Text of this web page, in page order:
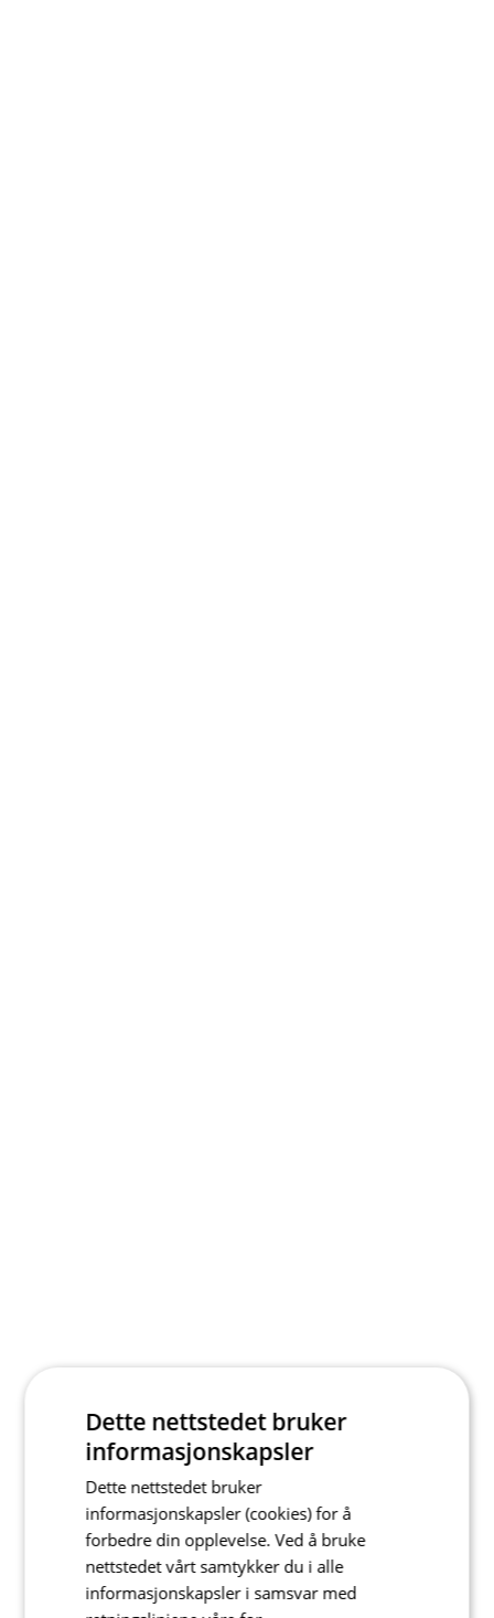
Dette nettstedet bruker
informasjonskapsler
Dette nettstedet bruker
informasjonskapsler (cookies) for å
forbedre din opplevelse. Ved å bruke
nettstedet vårt samtykker du i alle
informasjonskapsler i samsvar med